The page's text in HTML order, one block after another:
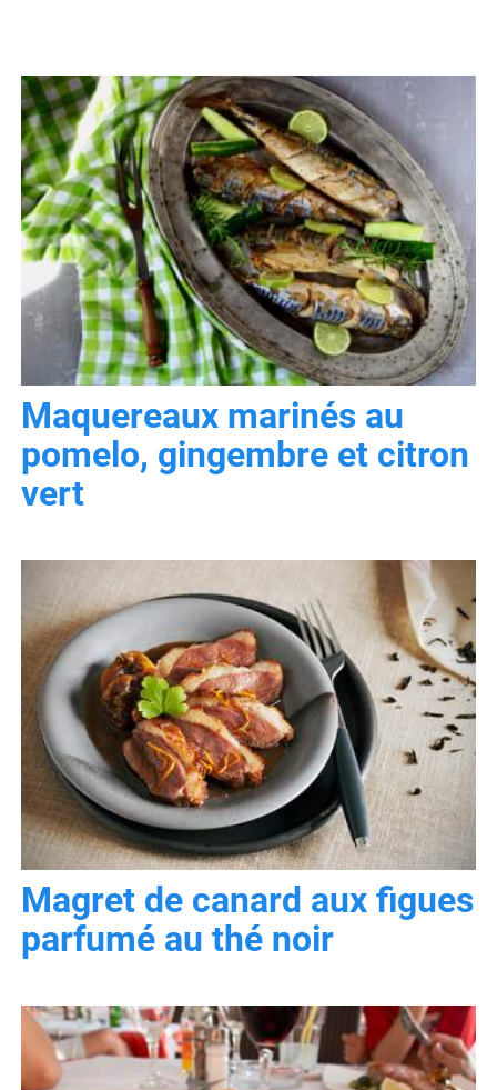
Maquereaux marinés au
pomelo, gingembre et citron
vert
Magret de canard aux figues
parfumé au thé noir